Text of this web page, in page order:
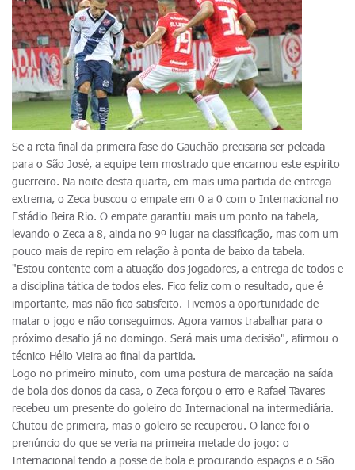
Se a reta final da primeira fase do Gauchão precisaria ser peleada
para o São José, a equipe tem mostrado que encarnou este espírito
guerreiro. Na noite desta quarta, em mais uma partida de entrega
extrema, o Zeca buscou o empate em 0 a 0 com o Internacional no
Estádio Beira Rio. O empate garantiu mais um ponto na tabela,
levando o Zeca a 8, ainda no 9º lugar na classificação, mas com um
pouco mais de repiro em relação à ponta de baixo da tabela.
"Estou contente com a atuação dos jogadores, a entrega de todos e
a disciplina tática de todos eles. Fico feliz com o resultado, que é
importante, mas não fico satisfeito. Tivemos a oportunidade de
matar o jogo e não conseguimos. Agora vamos trabalhar para o
próximo desafio já no domingo. Será mais uma decisão", afirmou o
técnico Hélio Vieira ao final da partida.
Logo no primeiro minuto, com uma postura de marcação na saída
de bola dos donos da casa, o Zeca forçou o erro e Rafael Tavares
recebeu um presente do goleiro do Internacional na intermediária.
Chutou de primeira, mas o goleiro se recuperou. O lance foi o
prenúncio do que se veria na primeira metade do jogo: o
Internacional tendo a posse de bola e procurando espaços e o São